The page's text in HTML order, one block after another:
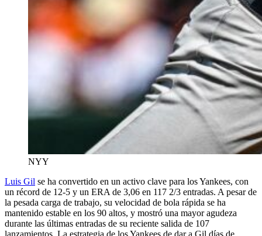
NYY
Luis Gil se ha convertido en un activo clave para los Yankees, con
un récord de 12-5 y un ERA de 3,06 en 117 2/3 entradas. A pesar de
la pesada carga de trabajo, su velocidad de bola rápida se ha
mantenido estable en los 90 altos, y mostró una mayor agudeza
durante las últimas entradas de su reciente salida de 107
lanzamientos. La estrategia de los Yankees de dar a Gil días de